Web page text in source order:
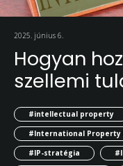
2025. június 6.
Hogyan
szellemi
#intellectual property
#International Property
#IP-stratégia